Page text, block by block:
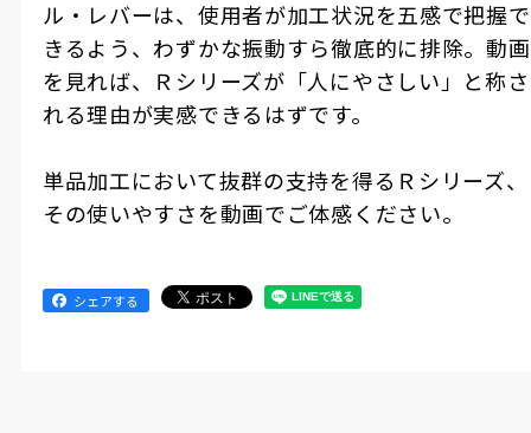
ル・レバーは、使用者が加工状況を五感で把握で
きるよう、わずかな振動すら徹底的に排除。動画
を見れば、Ｒシリーズが「人にやさしい」と称さ
れる理由が実感できるはずです。
単品加工において抜群の支持を得るＲシリーズ、
その使いやすさを動画でご体感ください。
シェアする